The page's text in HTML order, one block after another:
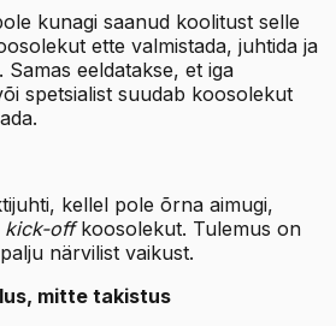
kunagi saanud koolitust selle
ette valmistada, juhtida ja
eeldatakse, et iga
spetsialist suudab koosolekut
kellel pole õrna aimugi,
kick-offkoosolekut. Tulemus on
närvilist vaikust.
mitte takistus